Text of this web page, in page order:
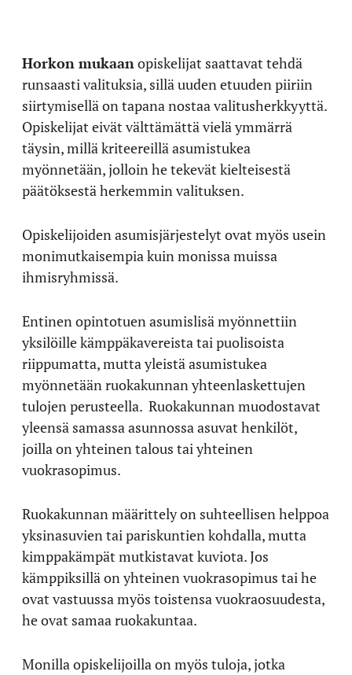
Horkon mukaan opiskelijat saattavat tehdä
runsaasti valituksia, sillä uuden etuuden piiriin
siirtymisellä on tapana nostaa valitusherkkyyttä.
Opiskelijat eivät välttämättä vielä ymmärrä
täysin, millä kriteereillä asumistukea
myönnetään, jolloin he tekevät kielteisestä
päätöksestä herkemmin valituksen.
Opiskelijoiden asumisjärjestelyt ovat myös usein
monimutkaisempia kuin monissa muissa
ihmisryhmissä.
Entinen opintotuen asumislisä myönnettiin
yksilöille kämppäkavereista tai puolisoista
riippumatta, mutta yleistä asumistukea
myönnetään ruokakunnan yhteenlaskettujen
tulojen perusteella. Ruokakunnan muodostavat
yleensä samassa asunnossa asuvat henkilöt,
joilla on yhteinen talous tai yhteinen
vuokrasopimus.
Ruokakunnan määrittely on suhteellisen helppoa
yksinasuvien tai pariskuntien kohdalla, mutta
kimppakämpät mutkistavat kuviota. Jos
kämppiksillä on yhteinen vuokrasopimus tai he
ovat vastuussa myös toistensa vuokraosuudesta,
he ovat samaa ruokakuntaa.
Monilla opiskelijoilla on myös tuloja, jotka